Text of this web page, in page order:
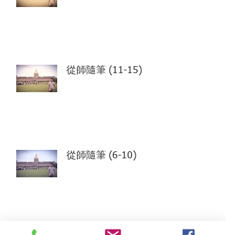
從師隨筆 (11-15)
從師隨筆 (6-10)